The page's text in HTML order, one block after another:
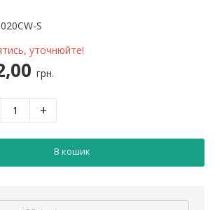
S
уточнюйте!
грн.
+
В кошик